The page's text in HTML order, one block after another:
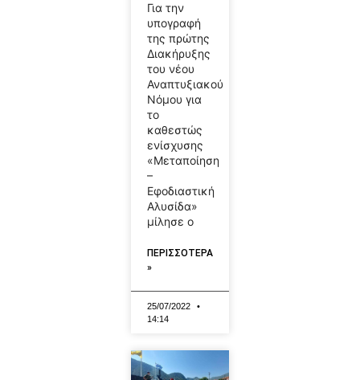
Για την
υπογραφή
της πρώτης
Διακήρυξης
του νέου
Αναπτυξιακού
Νόμου για
το
καθεστώς
ενίσχυσης
«Μεταποίηση
–
Εφοδιαστική
Αλυσίδα»
μίλησε ο
ΠΕΡΙΣΣΟΤΕΡΑ
»
25/07/2022
14:14